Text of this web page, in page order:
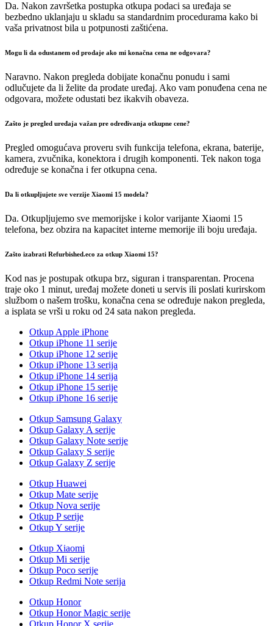
Da. Nakon završetka postupka otkupa podaci sa uređaja se
bezbedno uklanjaju u skladu sa standardnim procedurama kako bi
vaša privatnost bila u potpunosti zaštićena.
Mogu li da odustanem od prodaje ako mi konačna cena ne odgovara?
Naravno. Nakon pregleda dobijate konačnu ponudu i sami
odlučujete da li želite da prodate uređaj. Ako vam ponuđena cena ne
odgovara, možete odustati bez ikakvih obaveza.
Zašto je pregled uređaja važan pre određivanja otkupne cene?
Pregled omogućava proveru svih funkcija telefona, ekrana, baterije,
kamera, zvučnika, konektora i drugih komponenti. Tek nakon toga
određuje se konačna i fer otkupna cena.
Da li otkupljujete sve verzije Xiaomi 15 modela?
Da. Otkupljujemo sve memorijske i kolor varijante Xiaomi 15
telefona, bez obzira na kapacitet interne memorije ili boju uređaja.
Zašto izabrati Refurbished.eco za otkup Xiaomi 15?
Kod nas je postupak otkupa brz, siguran i transparentan. Procena
traje oko 1 minut, uređaj možete doneti u servis ili poslati kurirskom
službom o našem trošku, konačna cena se određuje nakon pregleda,
a isplata se vrši u roku od 24 sata nakon pregleda.
Otkup Apple iPhone
Otkup iPhone 11 serije
Otkup iPhone 12 serije
Otkup iPhone 13 serija
Otkup iPhone 14 serija
Otkup iPhone 15 serije
Otkup iPhone 16 serije
Otkup Samsung Galaxy
Otkup Galaxy A serije
Otkup Galaxy Note serije
Otkup Galaxy S serije
Otkup Galaxy Z serije
Otkup Huawei
Otkup Mate serije
Otkup Nova serije
Otkup P serije
Otkup Y serije
Otkup Xiaomi
Otkup Mi serije
Otkup Poco serije
Otkup Redmi Note serija
Otkup Honor
Otkup Honor Magic serije